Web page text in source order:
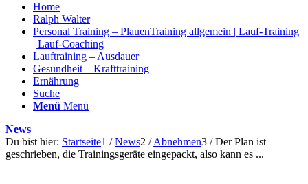
Home
Ralph Walter
Personal Training – PlauenTraining allgemein | Lauf-Training
| Lauf-Coaching
Lauftraining – Ausdauer
Gesundheit – Krafttraining
Ernährung
Suche
Menü Menü
News
Du bist hier: Startseite1 / News2 / Abnehmen3 / Der Plan ist
geschrieben, die Trainingsgeräte eingepackt, also kann es ...